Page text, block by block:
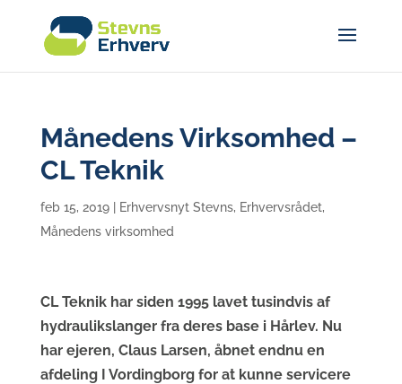
Månedens Virksomhed –
CL Teknik
feb 15, 2019| Erhvervsnyt Stevns, Erhvervsrådet,
Månedens virksomhed
CL Teknik har siden 1995 lavet tusindvis af
hydraulikslanger fra deres base i Hårlev. Nu
har ejeren, Claus Larsen, åbnet endnu en
afdeling I Vordingborg for at kunne servicere